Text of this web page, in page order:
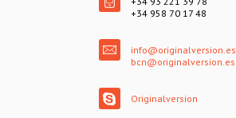
+34 958 70 17 48
info@originalversion.es
bcn@originalversion.es
Originalversion